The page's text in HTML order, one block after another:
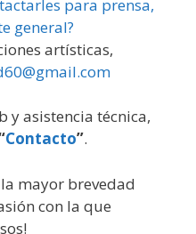
para prensa,
general?
artísticas,
y asistencia técnica,
Contacto”.
mayor brevedad
con la que